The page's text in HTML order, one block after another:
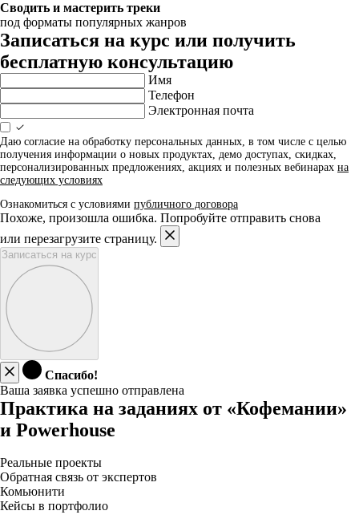
Сводить и мастерить треки
под форматы популярных жанров
Записаться на курс или получить
бесплатную консультацию
Имя
Телефон
Электронная почта
Даю согласие на обработку персональных данных, в том числе с целью
получения информации о новых продуктах, демо доступах, скидках,
персонализированных предложениях, акциях и полезных вебинарах на
следующих условиях
Ознакомиться с условиями публичного договора
Похоже, произошла ошибка. Попробуйте отправить снова
или перезагрузите страницу.
Записаться на курс
Спасибо!
Ваша заявка успешно отправлена
Практика на заданиях от «Кофемании»
и Powerhouse
Реальные проекты
Обратная связь от экспертов
Комьюнити
Кейсы в портфолио